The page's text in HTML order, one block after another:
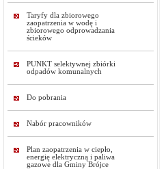
Taryfy dla zbiorowego
zaopatrzenia w wodę i
zbiorowego odprowadzania
ścieków
PUNKT selektywnej zbiórki
odpadów komunalnych
Do pobrania
Nabór pracowników
Plan zaopatrzenia w ciepło,
energię elektryczną i paliwa
gazowe dla Gminy Brójce